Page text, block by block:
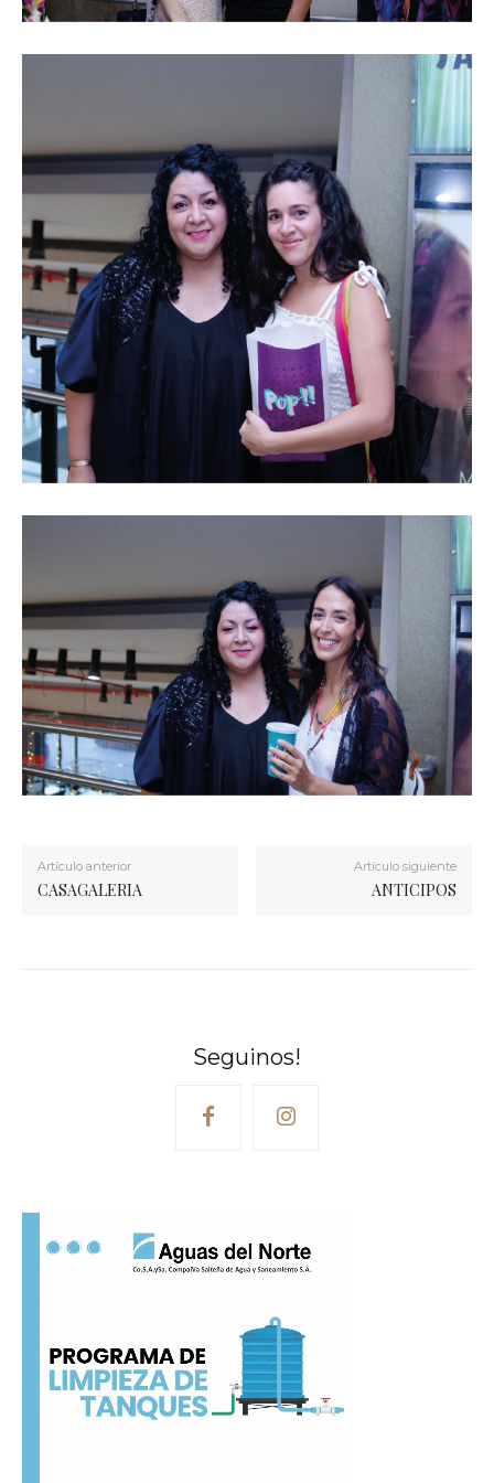
Artículo anterior
CASAGALERIA
Artículo siguiente
ANTICIPOS
Seguinos!